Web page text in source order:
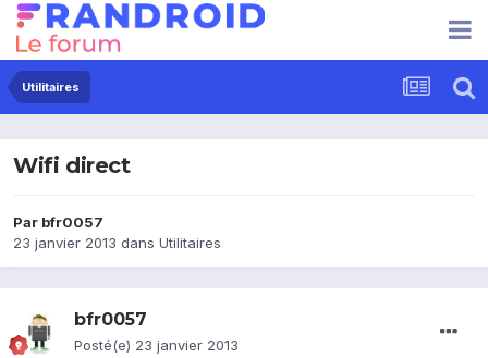
Utilitaires
Wifi direct
Par bfr0057
23 janvier 2013 dans Utilitaires
bfr0057
Posté(e) 23 janvier 2013